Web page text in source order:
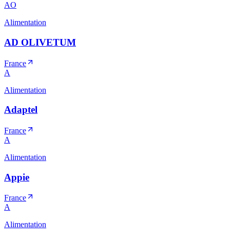
AO
Alimentation
AD OLIVETUM
France
A
Alimentation
Adaptel
France
A
Alimentation
Appie
France
A
Alimentation